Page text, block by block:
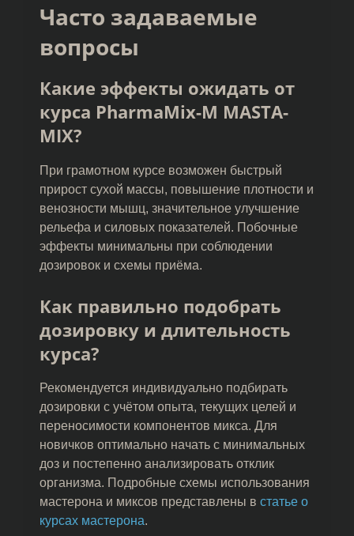
Часто задаваемые
вопросы
Какие эффекты ожидать от
курса PharmaMix-M MASTA-
MIX?
При грамотном курсе возможен быстрый
прирост сухой массы, повышение плотности и
венозности мышц, значительное улучшение
рельефа и силовых показателей. Побочные
эффекты минимальны при соблюдении
дозировок и схемы приёма.
Как правильно подобрать
дозировку и длительность
курса?
Рекомендуется индивидуально подбирать
дозировки с учётом опыта, текущих целей и
переносимости компонентов микса. Для
новичков оптимально начать с минимальных
доз и постепенно анализировать отклик
организма. Подробные схемы использования
мастерона и миксов представлены в статье о
курсах мастерона.